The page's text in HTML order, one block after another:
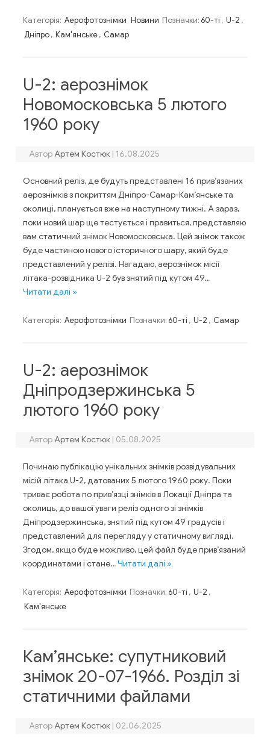
Категорія: Аерофотознімки Новини Позначки: 60-ті , U-2 ,
Дніпро, Кам'янське, Самар
U-2: аерознімок
Новомосковська 5 лютого
1960 року
Автор Артем Костюк | 16.08.2025
Основний реліз, де будуть представлені 16 прив’язаних
аерознімків з покриттям Дніпро-Самар-Кам’янське та
околиці, планується вже на наступному тижні. А зараз,
поки новий шар ще тестується і правиться, представляю
вам статичний знімок Новомосковська. Цей знімок також
буде частиною нового історичного шару, який буде
представлений у релізі. Нагадаю, аерознімок місії
літака-розвідника U-2 був знятий під кутом 49…
Читати далі »
Категорія: Аерофотознімки Позначки: 60-ті , U-2 , Самар
U-2: аерознімок
Дніпродзержинська 5
лютого 1960 року
Автор Артем Костюк | 05.08.2025
Починаю публікацію унікальних знімків розвідувальних
місій літака U-2, датованих 5 лютого 1960 року. Поки
триває робота по прив’язці знімків в Локації Дніпра та
околиць, до вашої уваги реліз одного зі знімків
Дніпродзержинська, знятий під кутом 49 градусів і
представлений для перегляду у статичному вигляді.
Згодом, якщо буде можливо, цей файл буде прив’язаний
координатами і стане…Читати далі »
Категорія: Аерофотознімки Позначки: 60-ті , U-2 ,
Кам'янське
Кам’янське: супутниковий
знімок 20-07-1966. Розділ зі
статичними файлами
Автор Артем Костюк | 02.06.2025